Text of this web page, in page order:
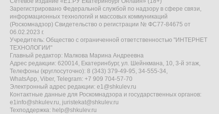
Зарегистрировано Федеральной службой по надзору в сфере связи,
информационных технологий и массовых коммуникаций
(Роскомнадзор) Свидетельство о регистрации № ФС77-84675 от
06.02.2023 г.
Учредитель: Общество с ограниченной ответственностью "ИНТЕРНЕТ
ТЕХНОЛОГИИ"
Главный редактор: Малкова Марина Андреевна
Адрес редакции: 620014, Екатеринбург, ул. Шейнкмана, 10, 3-й этаж,
Телефоны (круглосуточно): 8 (343) 379-49-95, 34-555-34,
WhatsApp, Viber, Telegram: +7 909 704-57-70
Электронный адрес редакции: e1@shkulev.ru
Контактные данные для Роскомнадзора и государственных органов:
e1info@shkulev.ru, juristekat@shkulev.ru
Техподдержка: help@shkulev.ru